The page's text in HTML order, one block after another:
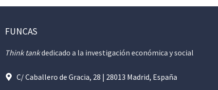
FUNCAS
Think tankdedicado a la investigación económica y social
C/ Caballero de Gracia, 28 | 28013 Madrid, España